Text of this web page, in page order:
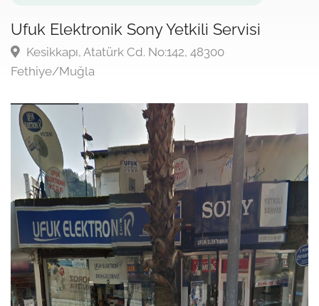
Ufuk Elektronik Sony Yetkili Servisi
Kesikkapı, Atatürk Cd. No:142, 48300
Fethiye/Muğla